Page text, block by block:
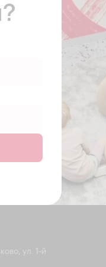
ул. 1-й